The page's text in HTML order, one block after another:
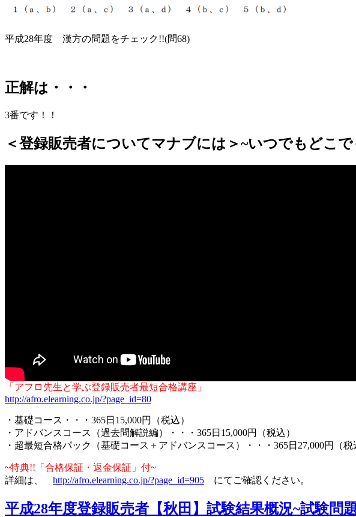
平成28年度 漢方の問題をチェック!!(問68)
正解は・・・
3番です！！
＜登録販売者についてマナブには＞~いつでもどこ
「アフロ先生と学ぶ登録販売者最短合格講座」
http://afro.elearning.co.jp/?page_id=80
・基礎コース・・・365日15,000円（税込）
・アドバンスコース（過去問解説編）・・・365日15,000円（税込）
・超最短合格パック（基礎コース＋アドバンスコース）・・・365日27,000円（税
~特典!!「合格保証・返金保証」付~
詳細は、 http://afro.elearning.co.jp/?page_id=905 にてご確認ください。
平成28年度登録販売者【秋田】試験結果概況~試験問